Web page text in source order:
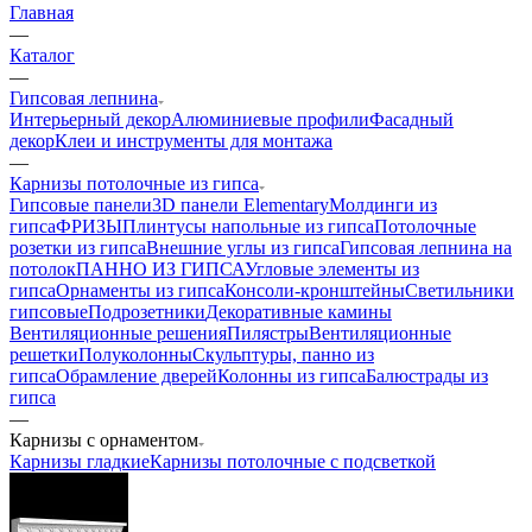
Главная
—
Каталог
—
Гипсовая лепнина
Интерьерный декорАлюминиевые профилиФасадный
декорКлеи и инструменты для монтажа
—
Карнизы потолочные из гипса
Гипсовые панели3D панели ElementaryМолдинги из
гипсаФРИЗЫПлинтусы напольные из гипсаПотолочные
розетки из гипсаВнешние углы из гипсаГипсовая лепнина на
потолокПАННО ИЗ ГИПСАУгловые элементы из
гипсаОрнаменты из гипсаКонсоли-кронштейныСветильники
гипсовыеПодрозетникиДекоративные камины
Вентиляционные решенияПилястрыВентиляционные
решеткиПолуколонныСкульптуры, панно из
гипсаОбрамление дверейКолонны из гипсаБалюстрады из
гипса
—
Карнизы с орнаментом
Карнизы гладкиеКарнизы потолочные с подсветкой